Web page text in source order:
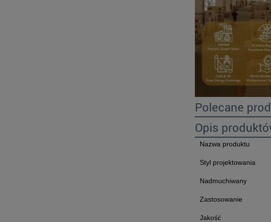
Polecane
Opis
Nazwa produktu
Styl projektowania
Nadmuchiwany
Zastosowanie
Jakość